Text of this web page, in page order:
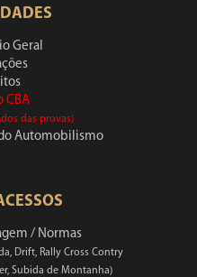
Geral
CBA
das provas)
Automobilismo
/ Normas
Drift, Rally Cross Contry
Subida de Montanha)